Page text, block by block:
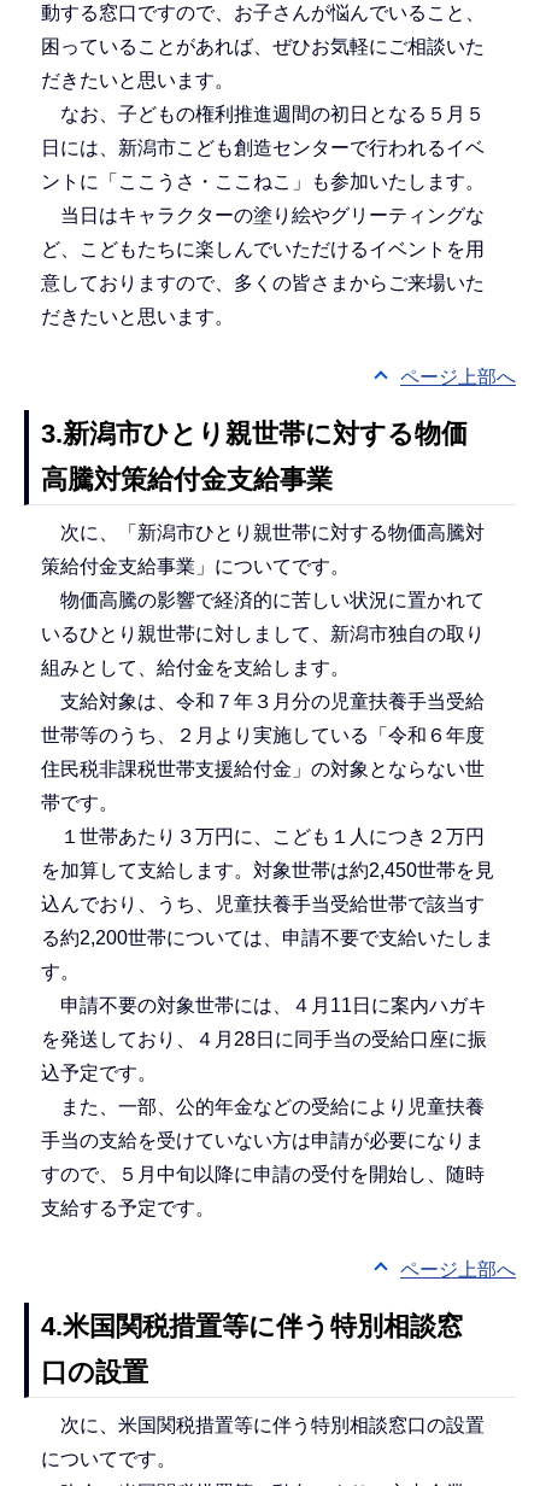
動する窓口ですので、お子さんが悩んでいること、
困っていることがあれば、ぜひお気軽にご相談いた
だきたいと思います。
なお、子どもの権利推進週間の初日となる５月５
日には、新潟市こども創造センターで行われるイベ
ントに「ここうさ・ここねこ」も参加いたします。
当日はキャラクターの塗り絵やグリーティングな
ど、こどもたちに楽しんでいただけるイベントを用
意しておりますので、多くの皆さまからご来場いた
だきたいと思います。
ページ上部へ
3.新潟市ひとり親世帯に対する物価
高騰対策給付金支給事業
次に、「新潟市ひとり親世帯に対する物価高騰対
策給付金支給事業」についてです。
物価高騰の影響で経済的に苦しい状況に置かれて
いるひとり親世帯に対しまして、新潟市独自の取り
組みとして、給付金を支給します。
支給対象は、令和７年３月分の児童扶養手当受給
世帯等のうち、２月より実施している「令和６年度
住民税非課税世帯支援給付金」の対象とならない世
帯です。
１世帯あたり３万円に、こども１人につき２万円
を加算して支給します。対象世帯は約2,450世帯を見
込んでおり、うち、児童扶養手当受給世帯で該当す
る約2,200世帯については、申請不要で支給いたしま
す。
申請不要の対象世帯には、４月11日に案内ハガキ
を発送しており、４月28日に同手当の受給口座に振
込予定です。
また、一部、公的年金などの受給により児童扶養
手当の支給を受けていない方は申請が必要になりま
すので、５月中旬以降に申請の受付を開始し、随時
支給する予定です。
ページ上部へ
4.米国関税措置等に伴う特別相談窓
口の設置
次に、米国関税措置等に伴う特別相談窓口の設置
についてです。